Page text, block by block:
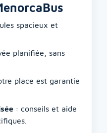
spacieux et
planifiée, sans
place est garantie
: conseils et aide